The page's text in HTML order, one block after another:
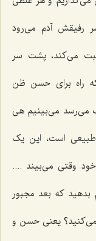
رفیقش آدم می‌رود
می‌کند، پشت سر
راه برای حسن ظن
می‌رسد می‌بینیم هی
طبیعی است، این یک
وقتی می‌بیند ....
بدهید که بعد مجبور
می‌کنید؟ یعنی حسن و